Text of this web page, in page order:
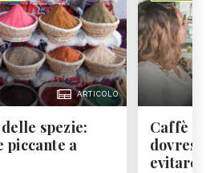
ARTICOLO
spezie:
piccante a
Caffè
evitare